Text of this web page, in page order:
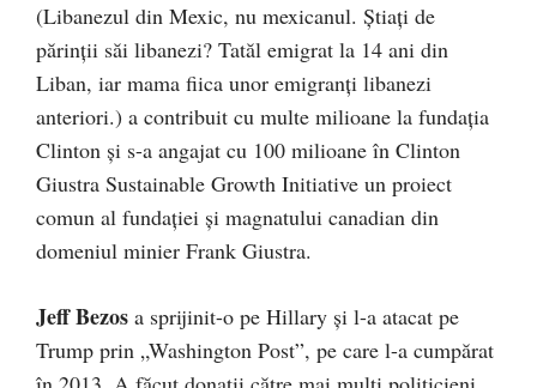
(Libanezul din Mexic, nu mexicanul. Ştiaţi de
părinţii săi libanezi? Tatăl emigrat la 14 ani din
Liban, iar mama fiica unor emigranţi libanezi
anteriori.) a contribuit cu multe milioane la fundaţia
Clinton şi s-a angajat cu 100 milioane în Clinton
Giustra Sustainable Growth Initiative un proiect
comun al fundaţiei şi magnatului canadian din
domeniul minier Frank Giustra.
Jeff Bezos a sprijinit-o pe Hillary şi l-a atacat pe
Trump prin „Washington Post”, pe care l-a cumpărat